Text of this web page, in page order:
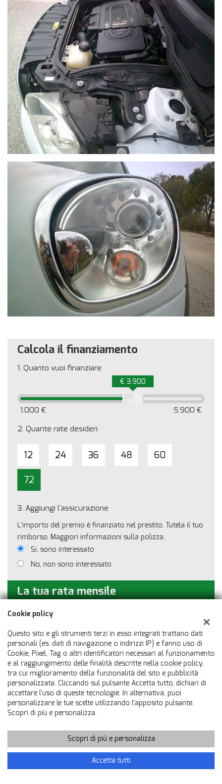
Calcola il finanziamento
1. Quanto vuoi finanziare
1.000 € 5.900 €
€ 3.900
2. Quante rate desideri
12 24 36 48 60
72
3. Aggiungi l'assicurazione
L'importo del premio è finanziato nel prestito. Tutela il tuo
rimborso. Maggiori informazioni sulla polizza.
Si, sono interessato
No, non sono interessato
La tua rata mensile
61 €
T.A.N. 4% - T.A.E.G. 6,48%
Importo finanziato: €3.900
Costo totale del credito: €
Spese di incasso rata: €
PROCEDIContatta un consulente
Cookie policy
Questo sito e gli strumenti terzi in esso integrati trattano dati
personali (es. dati di navigazione o indirizzi IP) e fanno uso di
Cookie, Pixel, Tag o altri identificatori necessari al funzionamento
e al raggiungimento delle finalità descritte nella cookie policy,
tra cui miglioramento della funzionalità del sito e pubblicità
personalizzata. Cliccando sul pulsante Accetta tutto, dichiari di
accettare l'uso di queste tecnologie. In alternativa, puoi
personalizzare le tue scelte utilizzando l'apposito pulsante.
Scopri di più e personalizza.
Scopri di più e personalizza
Accetta tutti